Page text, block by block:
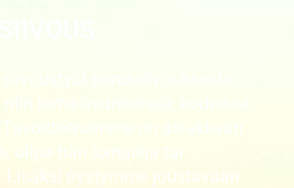
perussiivouksesta
loma-asunnoissa, kodeissa
on asiakkaan
olipa hän lomailija tai
Lisäksi pystymme joustavaan